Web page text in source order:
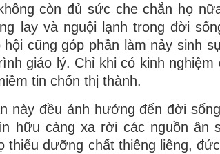
còn đủ sức che chắn họ
lay và nguội lạnh trong đời
cũng góp phần làm nảy sinh
giáo lý. Chỉ khi có kinh
tin chốn thị thành.
này đều ảnh hưởng đến đời
hữu càng xa rời các nguồn ân
dưỡng chất thiêng liêng,